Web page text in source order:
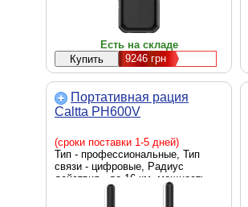
Есть на складе
9246 грн
Портативная рация
Caltta PH600V
(сроки поставки 1-5 дней)
Тип - профессиональные, Тип
связи - цифровые, Радиус
действия - до 16 км, мощность
приемника - 5 Вт, количество